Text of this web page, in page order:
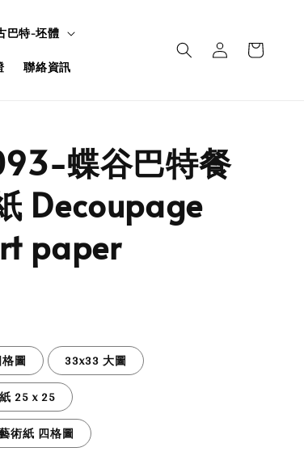
巴特-坯體
聯絡資訊
蝶谷巴特餐
Decoupage
paper
圖
33x33 大圖
25 x 25
術紙 四格圖